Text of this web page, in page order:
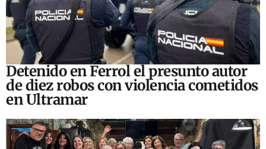
Detenido en Ferrol el presunto autor
de diez robos con violencia cometidos
en Ultramar